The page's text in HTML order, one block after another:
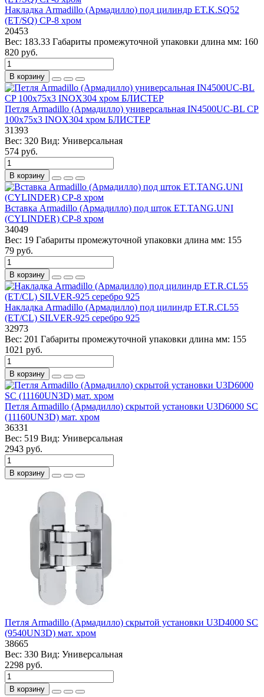
Накладка Armadillo (Армадилло) под цилиндр ET.K.SQ52
(ET/SQ) CP-8 хром
20453
Вес: 183.33 Габариты промежуточной упаковки длина мм: 160
820 руб.
В корзину
Петля Armadillo (Армадилло) универсальная IN4500UC-BL CP
100x75x3 INOX304 хром БЛИСТЕР
31393
Вес: 320 Вид: Универсальная
574 руб.
В корзину
Вставка Armadillo (Армадилло) под шток ET.TANG.UNI
(CYLINDER) СP-8 хром
34049
Вес: 19 Габариты промежуточной упаковки длина мм: 155
79 руб.
В корзину
Накладка Armadillo (Армадилло) под цилиндр ET.R.CL55
(ET/CL) SILVER-925 серебро 925
32973
Вес: 201 Габариты промежуточной упаковки длина мм: 155
1021 руб.
В корзину
Петля Armadillo (Армадилло) скрытой установки U3D6000 SC
(11160UN3D) мат. хром
36331
Вес: 519 Вид: Универсальная
2943 руб.
В корзину
Петля Armadillo (Армадилло) скрытой установки U3D4000 SC
(9540UN3D) мат. хром
38665
Вес: 330 Вид: Универсальная
2298 руб.
В корзину